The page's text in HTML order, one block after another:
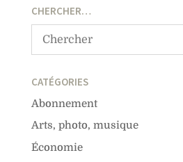
CHERCHER…
CATÉGORIES
Abonnement
Arts, photo, musique
Économie